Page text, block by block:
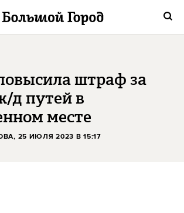
штраф за
д путей в
месте
, 25 ИЮЛЯ 2023 В 15:17